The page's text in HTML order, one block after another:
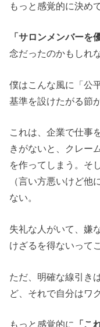
もっと感覚的に決め
「サロンメンバーを
念だったのかもしれ
僕はこんな風に「公
基準を設けたがる節
これは、企業で仕事
きがないと、クレー
を作ってしまう。そ
（言い方悪いけど他
ない。
失礼な人がいて、嫌
けざるを得ないって
ただ、明確な線引き
ど、それで自分はワ
もっと感覚的に 「こ